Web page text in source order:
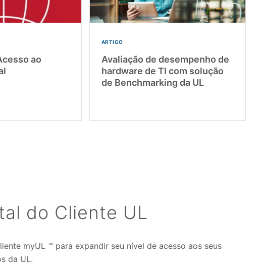
ao
ARTIGO
Avaliação de desempenho de
hardware de TI com solução
de Benchmarking da UL
do Cliente UL
myUL ™ para expandir seu nível de acesso aos seus
da UL.